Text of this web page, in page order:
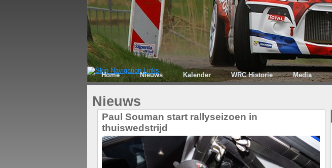
Home Nieuws Kalender WRC Historie Media
Nieuws
Paul Souman start rallyseizoen in
thuiswedstrijd